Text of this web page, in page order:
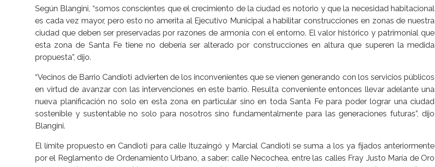
Según Blangini, “somos conscientes que el crecimiento de la ciudad es notorio y que la necesidad habitacional
es cada vez mayor, pero esto no amerita al Ejecutivo Municipal a habilitar construcciones en zonas de nuestra
ciudad que deben ser preservadas por razones de armonía con el entorno. El valor histórico y patrimonial que
esta zona de Santa Fe tiene no debería ser alterado por construcciones en altura que superen la medida
propuesta”, dijo.
“Vecinos de Barrio Candioti advierten de los inconvenientes que se vienen generando con los servicios públicos
en virtud de avanzar con las intervenciones en este barrio. Resulta conveniente entonces llevar adelante una
nueva planificación no solo en esta zona en particular sino en toda Santa Fe para poder lograr una ciudad
sostenible y sustentable no solo para nosotros sino fundamentalmente para las generaciones futuras”, dijo
Blangini.
El límite propuesto en Candioti para calle Ituzaingó y Marcial Candioti se suma a los ya fijados anteriormente
por el Reglamento de Ordenamiento Urbano, a saber: calle Necochea, entre las calles Fray Justo María de Oro